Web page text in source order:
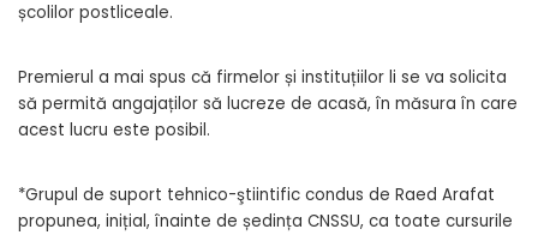
școlilor postliceale.
Premierul a mai spus că firmelor și instituțiilor li se va solicita
să permită angajaților să lucreze de acasă, în măsura în care
acest lucru este posibil.
*Grupul de suport tehnico-ştiintific condus de Raed Arafat
propunea, inițial, înainte de ședința CNSSU, ca toate cursurile